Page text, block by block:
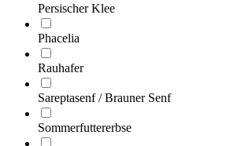
Persischer Klee
Phacelia
Rauhafer
Sareptasenf / Brauner Senf
Sommerfuttererbse